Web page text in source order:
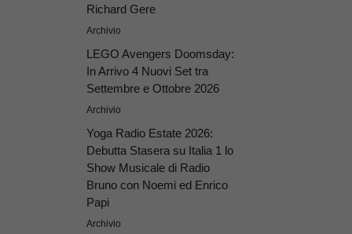
Richard Gere
Archivio
LEGO Avengers Doomsday:
In Arrivo 4 Nuovi Set tra
Settembre e Ottobre 2026
Archivio
Yoga Radio Estate 2026:
Debutta Stasera su Italia 1 lo
Show Musicale di Radio
Bruno con Noemi ed Enrico
Papi
Archivio